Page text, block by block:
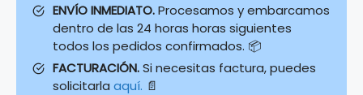
ENVÍO INMEDIATO.Procesamos y embarcamos
dentro de las 24 horas horas siguientes
todos los pedidos confirmados. 📦
FACTURACIÓN.Si necesitas factura, puedes
solicitarla aquí. 📄